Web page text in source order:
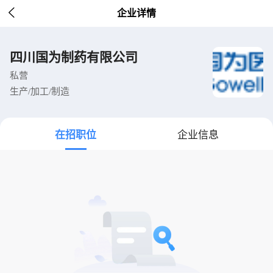
 企业详情
四川国为制药有限公司
私营
生产/加工/制造
在招职位 企业信息